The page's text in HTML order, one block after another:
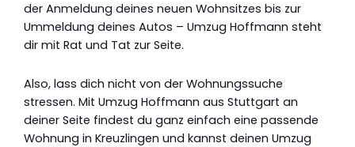
der Anmeldung deines neuen Wohnsitzes bis zur
Ummeldung deines Autos – Umzug Hoffmann steht
dir mit Rat und Tat zur Seite.
Also, lass dich nicht von der Wohnungssuche
stressen. Mit Umzug Hoffmann aus Stuttgart an
deiner Seite findest du ganz einfach eine passende
Wohnung in Kreuzlingen und kannst deinen Umzug